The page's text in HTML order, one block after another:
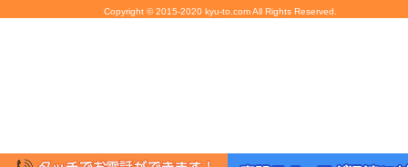
Copyright © 2015-2020 kyu-to.com All Rights Reserved.